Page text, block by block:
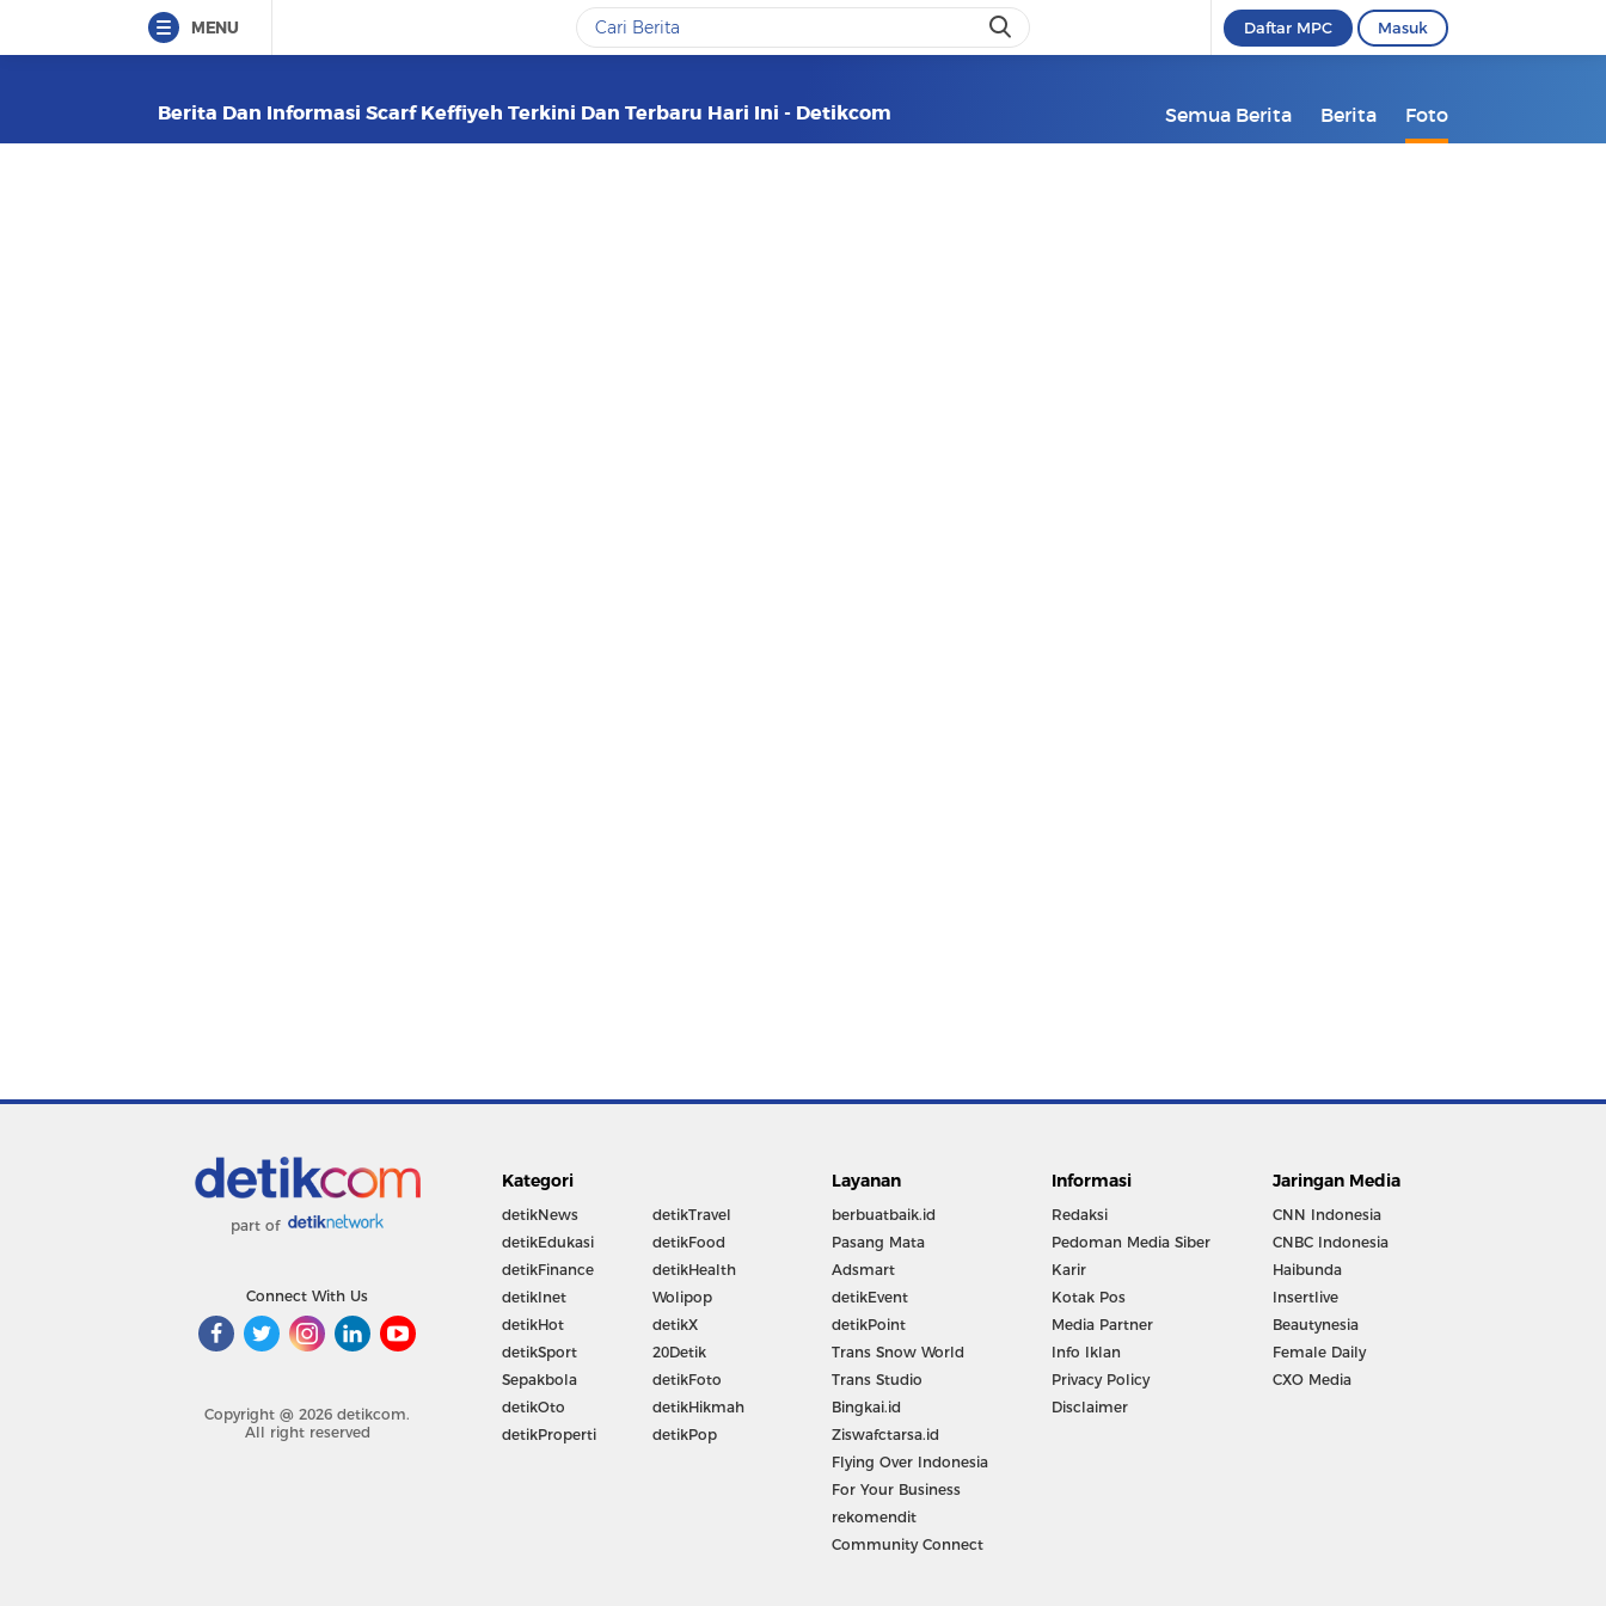
MENU Daftar MPC Masuk
Berita Dan Informasi Scarf Keffiyeh Terkini Dan Terbaru Hari Ini - Detikcom Semua Berita Berita Foto
part of
Connect With Us
Copyright @ 2026 detikcom.
All right reserved
Kategori
detikNews
detikEdukasi
detikFinance
detikInet
detikHot
detikSport
Sepakbola
detikOto
detikProperti
detikTravel
detikFood
detikHealth
Wolipop
detikX
20Detik
detikFoto
detikHikmah
detikPop
Layanan
berbuatbaik.id
Pasang Mata
Adsmart
detikEvent
detikPoint
Trans Snow World
Trans Studio
Bingkai.id
Ziswafctarsa.id
Flying Over Indonesia
For Your Business
rekomendit
Community Connect
Informasi
Redaksi
Pedoman Media Siber
Karir
Kotak Pos
Media Partner
Info Iklan
Privacy Policy
Disclaimer
Jaringan Media
CNN Indonesia
CNBC Indonesia
Haibunda
Insertlive
Beautynesia
Female Daily
CXO Media